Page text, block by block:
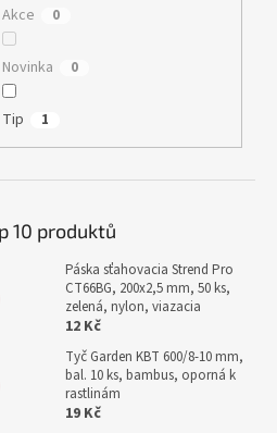
Akce 0
Novinka 0
Tip 1
10 produktů
Páska sťahovacia Strend Pro
CT66BG, 200x2,5 mm, 50 ks,
zelená, nylon, viazacia
12 Kč
Tyč Garden KBT 600/8-10 mm,
bal. 10 ks, bambus, oporná k
rastlinám
19 Kč